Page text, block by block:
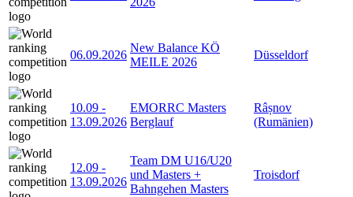
06.09.2026
New Balance KÖ
MEILE 2026
Düsseldorf
10.09 -
13.09.2026
EMORRC Masters
Berglauf
Râșnov
(Rumänien)
12.09 -
13.09.2026
Team DM U16/U20
und Masters +
Bahngehen Masters
Troisdorf